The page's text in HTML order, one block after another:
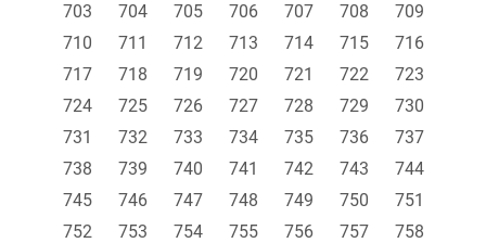
703
704 705 706 707 708
709
710
711 712 713 714 715
716
717
718 719 720 721 722
723
724
725 726 727 728 729
730
731
732 733 734 735 736
737
738
739 740 741 742 743
744
745
746 747 748 749 750
751
752
753 754 755 756 757
758